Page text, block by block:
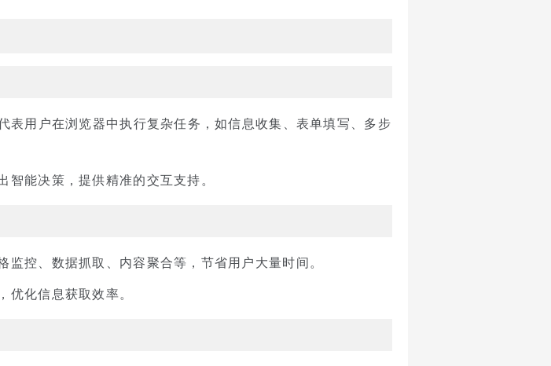
表用户在浏览器中执行复杂任务，如信息收集、表单填写、多步
智能决策，提供精准的交互支持。
监控、数据抓取、内容聚合等，节省用户大量时间。
优化信息获取效率。